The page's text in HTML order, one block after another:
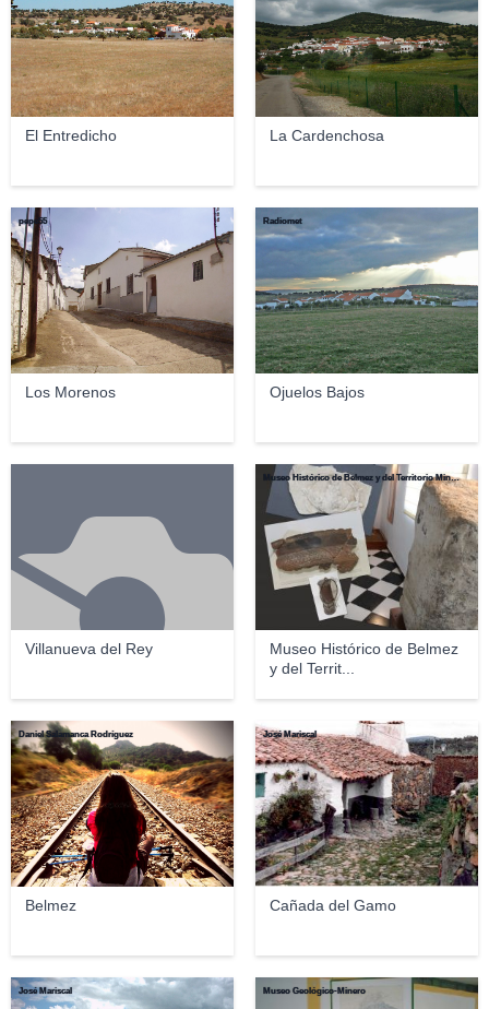
El Entredicho La Cardenchosa
Los Morenos
pepe55
Ojuelos Bajos
Radiomet
Villanueva del Rey
Museo Histórico de Belmez
y del Territ...
Museo Histórico de Belmez y del Territorio Minero
Belmez
Daniel Salamanca Rodríguez
Cañada del Gamo
José Mariscal
José Mariscal Museo Geológico-Minero